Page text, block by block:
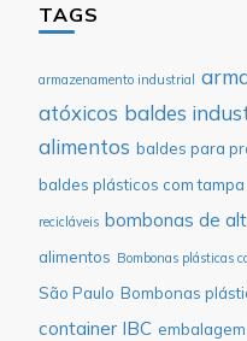
TAGS
armazenamento industrial
atóxicos baldes
alimentos baldes para
baldes plásticos com tampa
recicláveis bombonas de
alimentos Bombonas plásticas
São Paulo Bombonas
container IBC